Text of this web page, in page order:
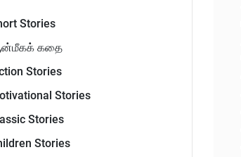
Stories
கதை
Stories
Stories
Stories
Stories